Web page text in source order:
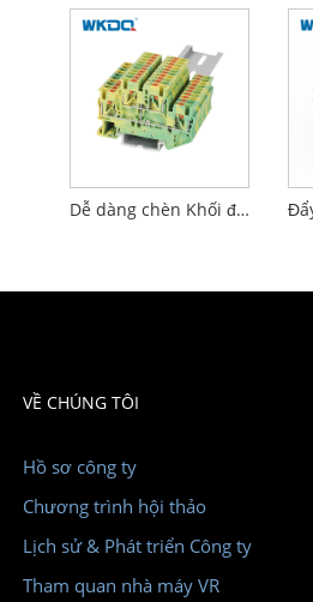
Dễ dàng chèn Khối đầu cuối điện Khối kết nối dây bền màu vàng và xanh
VỀ CHÚNG TÔI
Hồ sơ công ty
Chương trình hội thảo
Lịch sử & Phát triển Công ty
Tham quan nhà máy VR